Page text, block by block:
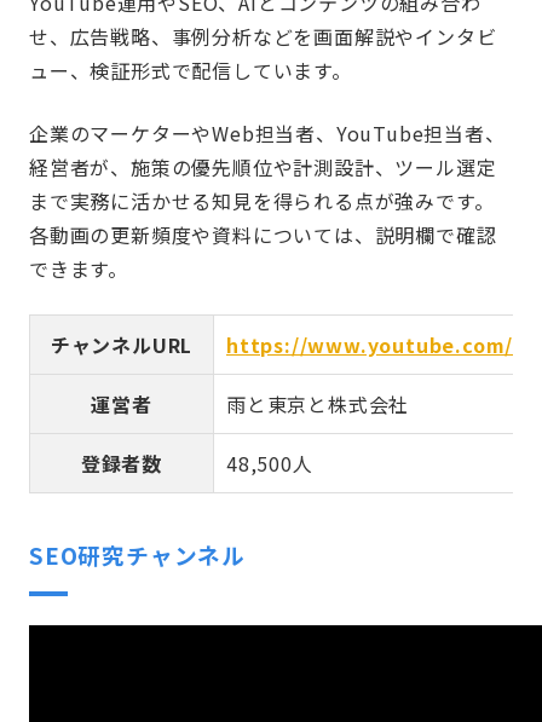
せ、広告戦略、事例分析などを画面解説やインタビ
ュー、検証形式で配信しています。
企業のマーケターやWeb担当者、YouTube担当者、
経営者が、施策の優先順位や計測設計、ツール選定
まで実務に活かせる知見を得られる点が強みです。
各動画の更新頻度や資料については、説明欄で確認
できます。
チャンネルURL https://www.youtube.com/
運営者 雨と東京と株式会社
登録者数 48,500人
SEO研究チャンネル